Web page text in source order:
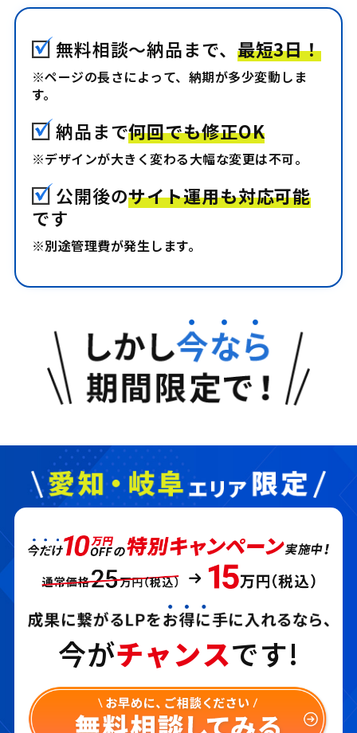
無料相談〜納品まで、 最短3日！
※ページの長さによって、納期が多少変動しま
す。
納品まで何回でも修正OK
※デザインが大きく変わる大幅な変更は不可。
公開後のサイト運用も対応可能
です
※別途管理費が発生します。
今がチャンスです!